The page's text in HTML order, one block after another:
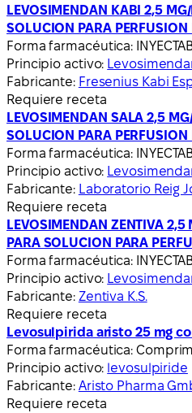
LEVOSIMENDAN KABI 2,5
SOLUCION PARA PERFUSION
Forma farmacéutica:
Principio activo:
Fabricante: Fresenius Kabi
Requiere receta
LEVOSIMENDAN SALA 2,5
SOLUCION PARA PERFUSION
Forma farmacéutica:
Principio activo:
Fabricante: Laboratorio Reig
Requiere receta
LEVOSIMENDAN ZENTIVA
PARA SOLUCION PARA
Forma farmacéutica:
Principio activo:
Fabricante: Zentiva K.S.
Requiere receta
Levosulpirida aristo 25 mg
Forma farmacéutica:
Principio activo: levosulpiride
Fabricante: Aristo Pharma
Requiere receta